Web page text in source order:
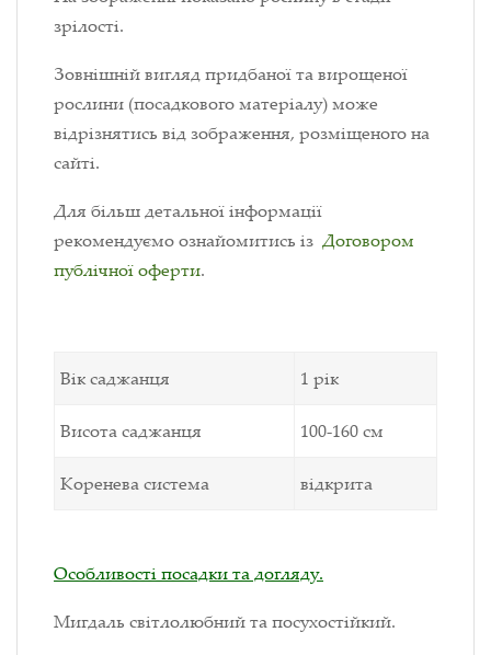
зрілості.
Зовнішній вигляд придбаної та вирощеної
рослини (посадкового матеріалу) може
відрізнятись від зображення, розміщеного на
сайті.
Для більш детальної інформації
рекомендуємо ознайомитись із Договором
публічної оферти.
Вік саджанця 1 рік
Висота саджанця 100-160 см
Коренева система відкрита
Особливості посадки та догляду.
Мигдаль світлолюбний та посухостійкий.